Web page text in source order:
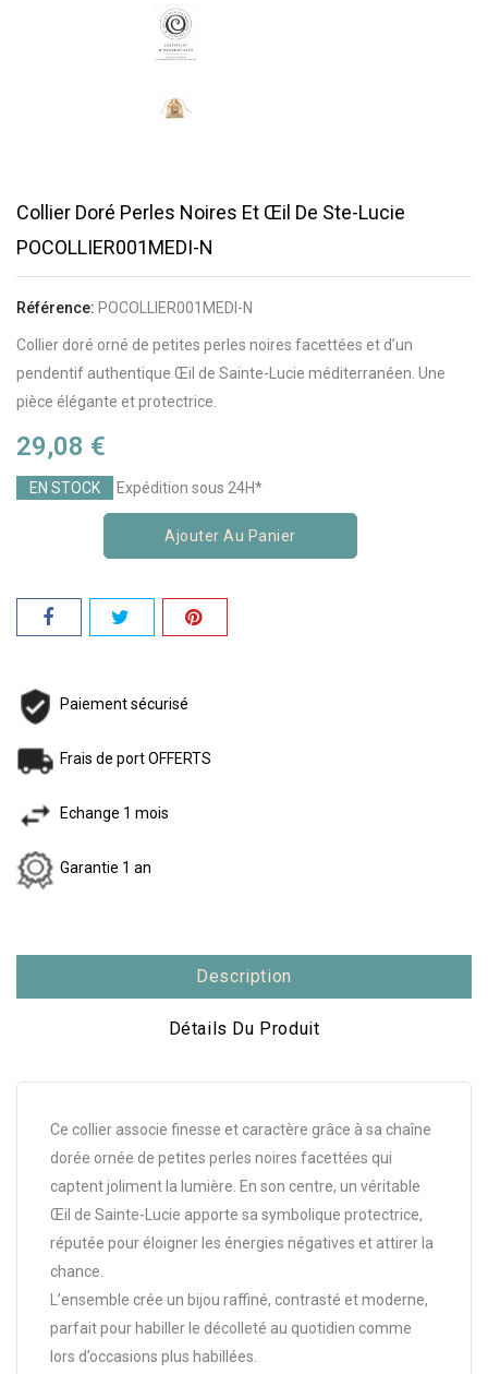
Collier Doré Perles Noires Et Œil De Ste-Lucie
POCOLLIER001MEDI-N
Référence: POCOLLIER001MEDI-N
Collier doré orné de petites perles noires facettées et d’un
pendentif authentique Œil de Sainte-Lucie méditerranéen. Une
pièce élégante et protectrice.
29,08 €
EN STOCK Expédition sous 24H*
Ajouter Au Panier
Paiement sécurisé
Frais de port OFFERTS
Echange 1 mois
Garantie 1 an
Description
Détails Du Produit
Ce collier associe finesse et caractère grâce à sa chaîne
dorée ornée de petites perles noires facettées qui
captent joliment la lumière. En son centre, un véritable
Œil de Sainte-Lucie apporte sa symbolique protectrice,
réputée pour éloigner les énergies négatives et attirer la
chance.
L’ensemble crée un bijou raffiné, contrasté et moderne,
parfait pour habiller le décolleté au quotidien comme
lors d’occasions plus habillées.